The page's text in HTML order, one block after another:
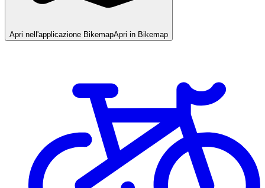
Apri nell'applicazione BikemapApri in Bikemap